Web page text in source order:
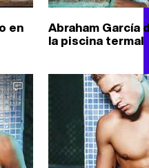
en Abraham García
la piscina termal